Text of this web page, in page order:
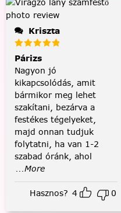
Kriszta
Párizs
Nagyon jó
kikapcsolódás, amit
bármikor meg lehet
szakítani, bezárva a
festékes tégelyeket,
majd onnan tudjuk
folytatni, ha van 1-2
szabad óránk, ahol
...More
Hasznos? 4 0